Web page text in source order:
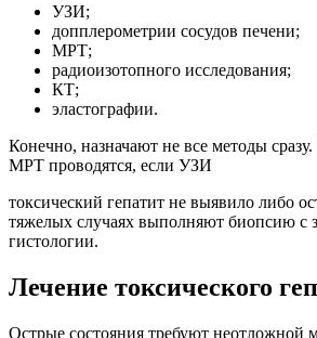
УЗИ;
допплерометрии сосудов печени;
МРТ;
радиоизотопного исследования;
КТ;
эластографии.
Конечно, назначают не все методы
МРТ проводятся, если УЗИ
токсический гепатит не выявило либо
тяжелых случаях выполняют биопсию с
гистологии.
Лечение токсического
Острые состояния требуют неотложной